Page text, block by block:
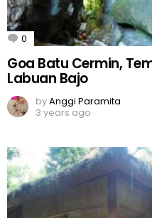
0 Comments
Goa Batu Cermin,
Labuan Bajo
byAnggi Paramita
3 years ago